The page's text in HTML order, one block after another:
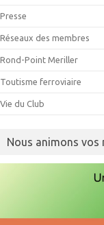
Presse
Réseaux des membres
Rond-Point Meriller
Toutisme ferroviaire
Vie du Club
Nous animons